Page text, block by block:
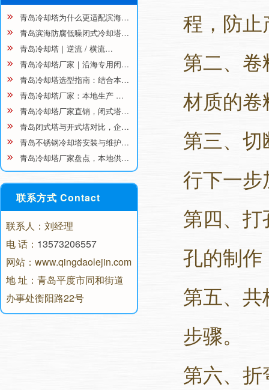
青岛冷却塔为什么更适配滨海…
青岛滨海防腐低噪闭式冷却塔…
青岛冷却塔｜逆流 / 横流…
青岛冷却塔厂家｜沿海专用闭…
青岛冷却塔选型指南：结合本…
青岛冷却塔厂家：本地生产 …
青岛冷却塔厂家直销，闭式塔…
青岛闭式塔与开式塔对比，企…
青岛不锈钢冷却塔安装与维护…
青岛冷却塔厂家盘点，本地供…
联系方式 Contact
联系人：刘经理
电 话： 13573206557
网站：www.qingdaolejin.com
地 址：青岛平度市同和街道
办事处衡阳路22号
程，防
第二、
材质的卷
第三、
行下一步
第四、
孔的制
第五、
步骤。
第六、